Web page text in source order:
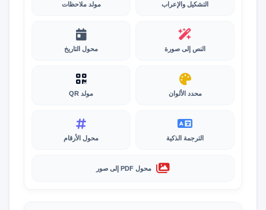
التشكيل والإعراب مولد ملاحظات
النص إلى صورة محول التاريخ
محدد الألوان مولد QR
الترجمة الذكية محول الأرقام
محول PDF إلى صور